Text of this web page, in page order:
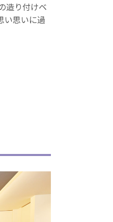
造り付けベ
い思いに過